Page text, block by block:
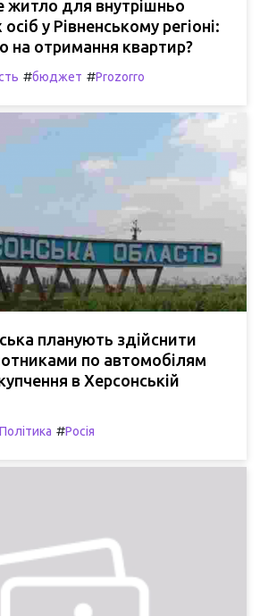
житло для внутрішньо
у Рівненському регіоні:
на отримання квартир?
#бюджет #Prozorro
планують здійснити
по автомобілям
в Херсонській
Політика #Росія